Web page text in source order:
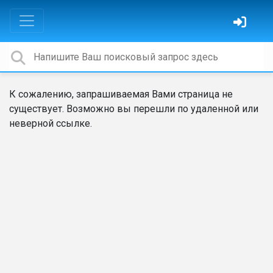
К сожалению, запрашиваемая Вами страница не
существует. Возможно вы перешли по удаленной или
неверной ссылке.